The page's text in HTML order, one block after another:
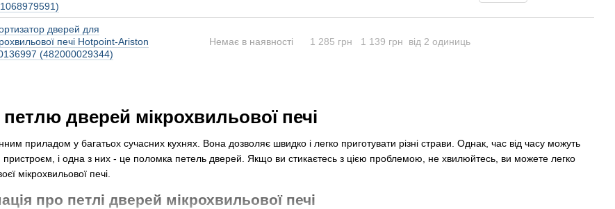
дверей мікрохвильової печі
приладом у багатьох сучасних кухнях. Вона дозволяє швидко і легко приготувати різні страви. Однак, час від часу можуть
пристроєм, і одна з них - це поломка петель дверей. Якщо ви стикаєтесь з цією проблемою, не хвилюйтесь, ви можете легко
мікрохвильової печі.
про петлі дверей мікрохвильової печі
дверей для
печі Hotpoint-Ariston
(482000029344)
Немає в наявності 1 285 грн 1 139 грн від 2 одиниць